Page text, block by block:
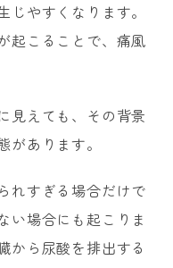
やすくなります。
起こることで、痛風
見えても、その背景
あります。
れすぎる場合だけで
い場合にも起こりま
から尿酸を排出する